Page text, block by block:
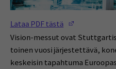
Lataa PDF tästä
Vision-messut ovat
toinen vuosi järjestettävä,
keskeisin tapahtuma